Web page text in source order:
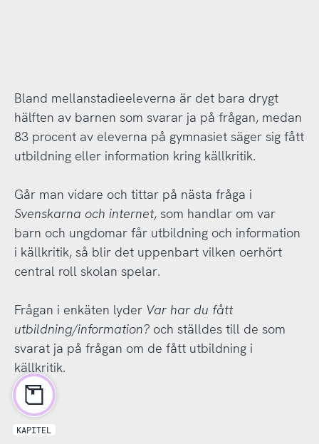
Bland mellanstadieeleverna är det bara drygt
hälften av barnen som svarar ja på frågan, medan
83 procent av eleverna på gymnasiet säger sig fått
utbildning eller information kring källkritik.
Går man vidare och tittar på nästa fråga i
Svenskarna och internet, som handlar om var
barn och ungdomar får utbildning och information
i källkritik, så blir det uppenbart vilken oerhört
central roll skolan spelar.
Frågan i enkäten lyder Var har du fått
utbildning/information?och ställdes till de som
svarat ja på frågan om de fått utbildning i
källkritik.
KAPITEL